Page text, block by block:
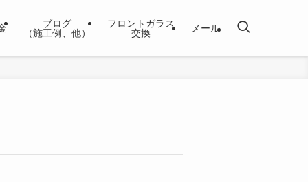
ブログ
（施工例、他）
フロントガラス
交換
メール